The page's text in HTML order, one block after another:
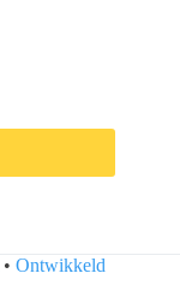
• Ontwikkeld